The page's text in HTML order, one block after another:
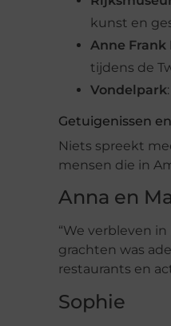
kunst en
Anne Frank
tijdens de
Vondelpark
Getuigenissen
Niets spreekt
mensen die in
Anna en
“We verbleven
grachten was
restaurants en
Sophie